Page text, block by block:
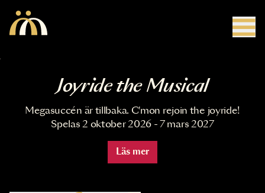
Joyride the Musical
Megasuccén är tillbaka. C'mon rejoin the joyride!
Spelas 2 oktober 2026 - 7 mars 2027
Läs mer